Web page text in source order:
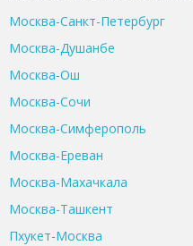
Москва-Санкт-Петербург
Москва-Душанбе
Москва-Ош
Москва-Сочи
Москва-Симферополь
Москва-Ереван
Москва-Махачкала
Москва-Ташкент
Пхукет-Москва